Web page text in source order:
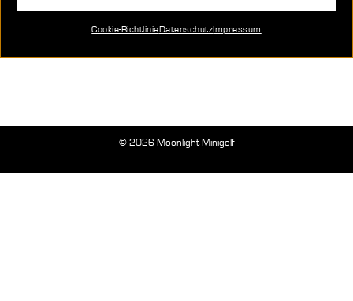
Cookie-RichtlinieDatenschutzImpressum
Minigolf Alle
© 2026 Moonlight Minigolf